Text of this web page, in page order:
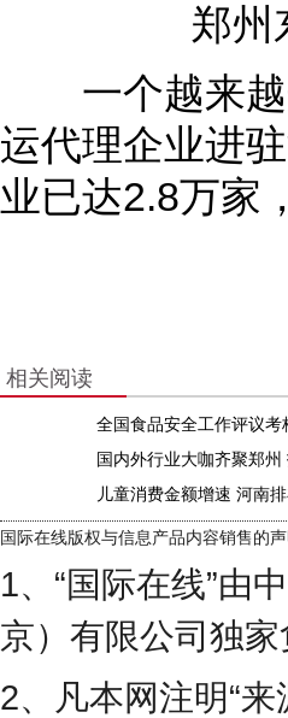
郑州
一个越来越
运代理企业进
业已达2.8万家
相关阅读
全国食品安全工作评议考
国内外行业大咖齐聚郑州
儿童消费金额增速 河南
国际在线版权与信息产品内容销售的声
1、“国际在线”由
京）有限公司独
2、凡本网注明“